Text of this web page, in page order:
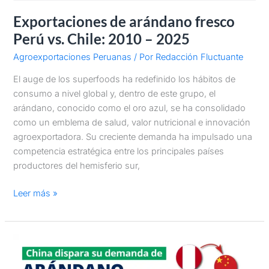
Exportaciones de arándano fresco
Perú vs. Chile: 2010 – 2025
Agroexportaciones Peruanas / Por Redacción Fluctuante
El auge de los superfoods ha redefinido los hábitos de
consumo a nivel global y, dentro de este grupo, el
arándano, conocido como el oro azul, se ha consolidado
como un emblema de salud, valor nutricional e innovación
agroexportadora. Su creciente demanda ha impulsado una
competencia estratégica entre los principales países
productores del hemisferio sur,
Leer más »